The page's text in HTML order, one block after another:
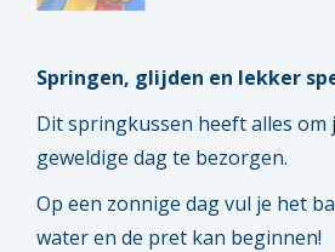
Springen, glijden en lekker
Dit springkussen heeft alles om
geweldige dag te bezorgen.
Op een zonnige dag vul je het
water en de pret kan beginnen!